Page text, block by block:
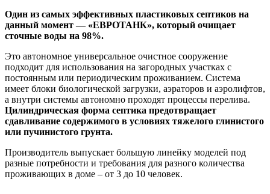
Один из самых эффективных пластиковых септиков на
данный момент — «ЕВРОТАНК», который очищает
сточные воды на 98%.
Это автономное универсальное очистное сооружение
подходит для использования на загородных участках с
постоянным или периодическим проживанием. Система
имеет блоки биологической загрузки, аэраторов и аэролифтов,
а внутри системы автономно проходят процессы перелива.
Цилиндрическая форма септика предотвращает
сдавливание содержимого в условиях тяжелого глинистого
или пучинистого грунта.
Производитель выпускает большую линейку моделей под
разные потребности и требования для разного количества
проживающих в доме – от 3 до 10 человек.